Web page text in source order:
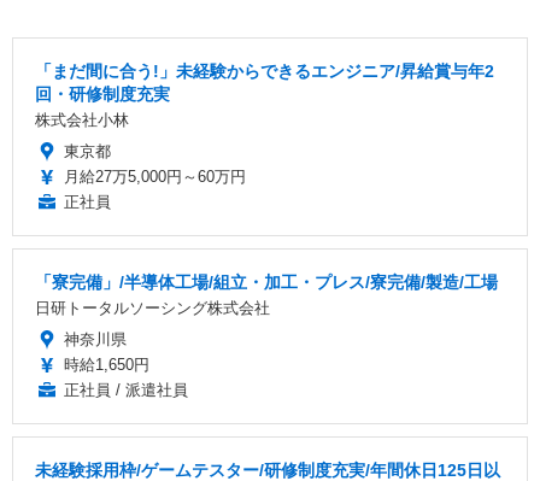
「まだ間に合う!」未経験からできるエンジニア/昇給賞与年2
回・研修制度充実
株式会社小林
東京都
月給27万5,000円～60万円
正社員
「寮完備」/半導体工場/組立・加工・プレス/寮完備/製造/工場
日研トータルソーシング株式会社
神奈川県
時給1,650円
正社員 / 派遣社員
未経験採用枠/ゲームテスター/研修制度充実/年間休日125日以